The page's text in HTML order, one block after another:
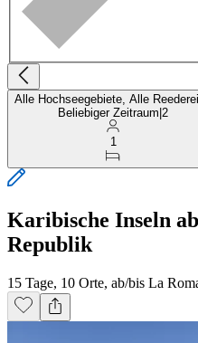
Alle Hochseegebiete, Alle
Beliebiger Zeitraum 2
1
Karibische Inseln
Republik
15 Tage, 10 Orte, ab/bis La